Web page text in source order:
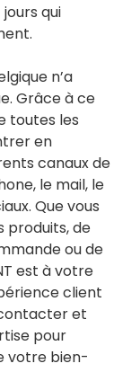
qui
n’a
Grâce à ce
toutes les
en
canaux de
le mail, le
Que vous
produits, de
ou de
est à votre
client
et
pour
votre bien-